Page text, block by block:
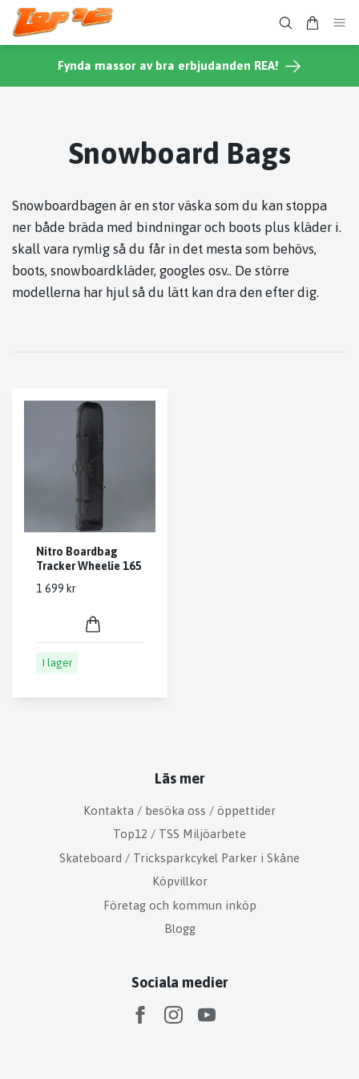
Fynda massor av bra erbjudanden REA!
Snowboard Bags
Snowboardbagen är en stor väska som du kan stoppa
ner både bräda med bindningar och boots plus kläder i.
skall vara rymlig så du får in det mesta som behövs,
boots, snowboardkläder, googles osv.. De större
modellerna har hjul så du lätt kan dra den efter dig.
Nitro Boardbag
Tracker Wheelie 165
1 699 kr
I lager
Läs mer
Kontakta / besöka oss / öppettider
Top12 / TSS Miljöarbete
Skateboard / Tricksparkcykel Parker i Skåne
Köpvillkor
Företag och kommun inköp
Blogg
Sociala medier